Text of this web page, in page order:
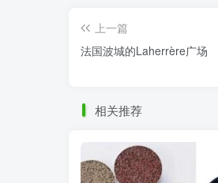
上一篇
法国波城的Laherrère广场
相关推荐